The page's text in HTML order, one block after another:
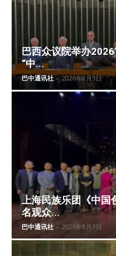
巴西众议院举办
“中...
巴中通讯社 - 2026年8月3日
上海民族乐团《中国
名观众...
巴中通讯社 - 2026年8月1日